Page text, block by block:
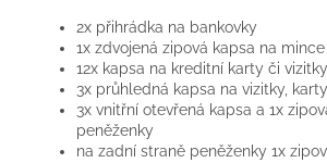
2x přihrádka na bankovky
1x zdvojená zipová kapsa na mince
12x kapsa na kreditní karty či vizitky
3x průhledná kapsa na vizitky, karty
3x vnitřní otevřená kapsa a 1x
peněženky
na zadní straně peněženky 1x